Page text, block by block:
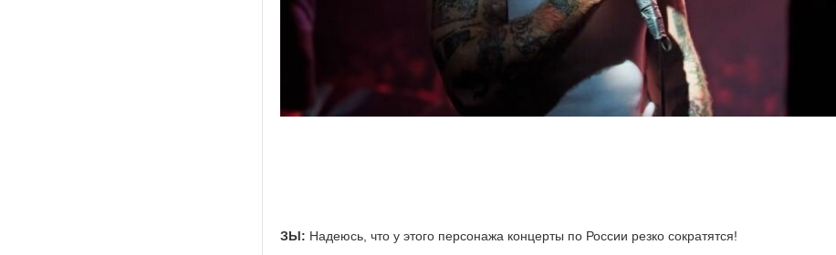
ЗЫ: Надеюсь, что у этого персонажа концерты по России резко сократятся!